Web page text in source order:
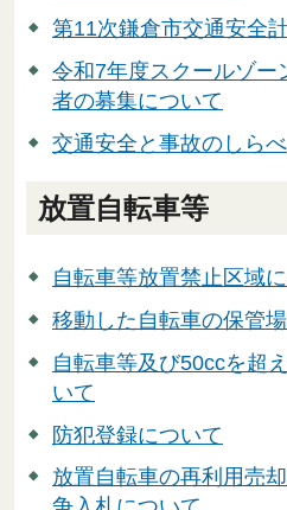
第11次鎌倉市交通安全
令和7年度スクールゾー
者の募集について
交通安全と事故のしらべ
放置自転車等
自転車等放置禁止区域
移動した自転車の保管
自転車等及び50ccを超
いて
防犯登録について
放置自転車の再利用売